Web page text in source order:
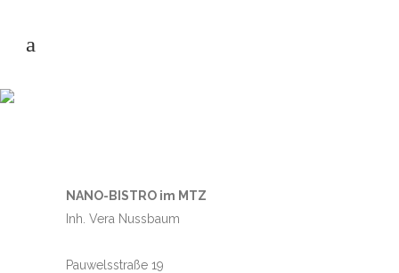
NANO-BISTRO im MTZ
Inh. Vera Nussbaum
Pauwelsstraße 19